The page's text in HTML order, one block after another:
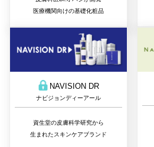
医療機関向けの基礎化粧品
NAVISION DR
ナビジョンディーアール
資生堂の皮膚科学研究から
生まれたスキンケアブランド